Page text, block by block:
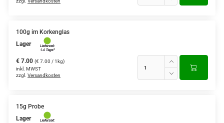
100g im Korkenglas
Lager
€ 7.00 (€ 7.00 / 1kg)
inkl. MWST
zzgl. Versandkosten
15g Probe
Lager